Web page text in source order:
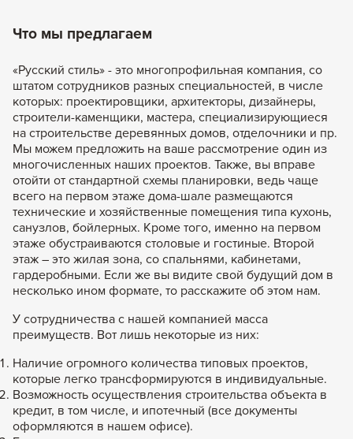
Что мы предлагаем
«Русский стиль» - это многопрофильная компания, со
штатом сотрудников разных специальностей, в числе
которых: проектировщики, архитекторы, дизайнеры,
строители-каменщики, мастера, специализирующиеся
на строительстве деревянных домов, отделочники и пр.
Мы можем предложить на ваше рассмотрение один из
многочисленных наших проектов. Также, вы вправе
отойти от стандартной схемы планировки, ведь чаще
всего на первом этаже дома-шале размещаются
технические и хозяйственные помещения типа кухонь,
санузлов, бойлерных. Кроме того, именно на первом
этаже обустраиваются столовые и гостиные. Второй
этаж – это жилая зона, со спальнями, кабинетами,
гардеробными. Если же вы видите свой будущий дом в
несколько ином формате, то расскажите об этом нам.
У сотрудничества с нашей компанией масса
преимуществ. Вот лишь некоторые из них:
Наличие огромного количества типовых проектов,
которые легко трансформируются в индивидуальные.
Возможность осуществления строительства объекта в
кредит, в том числе, и ипотечный (все документы
оформляются в нашем офисе).